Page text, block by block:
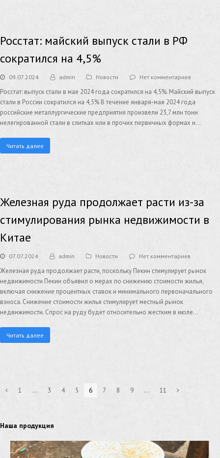
Росстат: майский выпуск стали в РФ
сократился на 4,5%
09.07.2024 admin Новости Нет комментариев
Росстат: выпуск стали в мае 2024 года сократился на 4,5%. Майский выпуск
стали в России сократился на 4,5% В течение января-мая 2024 года
российские металлургические предприятия произвели 23,7 млн тонн
нелегированной стали в слитках или в прочих первичных формах и…
Читать далее
Железная руда продолжает расти из-за
стимулирования рынка недвижимости в
Китае
07.07.2024 admin Новости Нет комментариев
Железная руда продолжает расти, поскольку Пекин стимулирует рынок
недвижимости Пекин объявил о мерах по снижению стоимости жилья,
включая снижение процентных ставок и минимального первоначального
взноса. Снижение стоимости жилья стимулирует местный рынок
недвижимости. Спрос на руду будет относительно жестким в июле…
Читать далее
1 … 3 4 5 6 7 8 9 … 11
Наша продукция